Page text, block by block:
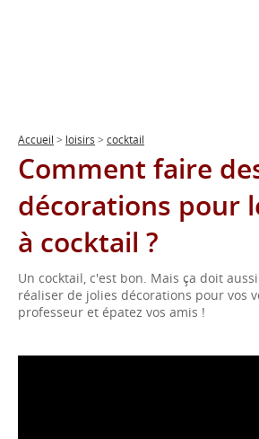
Accueil > loisirs > cocktail
Comment faire
décorations pour
à cocktail ?
Un cocktail, c'est bon. Mais ça doit
réaliser de jolies décorations pour vos
professeur et épatez vos amis !